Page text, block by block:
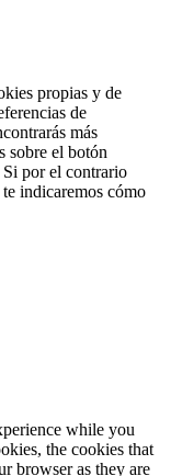
propias y de
de
más
sobre el botón
Si por el contrario
indicaremos cómo
while you
the cookies that
browser as they are